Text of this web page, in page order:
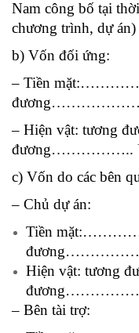
Nam công bố tại
chương trình, dự án)
b) Vốn đối ứng:
– Tiền
– Hiện vật:
đương……………..
c) Vốn do các bên
– Chủ dự án:
Tiền
Hiện vật:
– Bên tài trợ: